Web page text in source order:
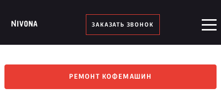
ЗАКАЗАТЬ ЗВОНОК
РЕМОНТ КОФЕМАШИН